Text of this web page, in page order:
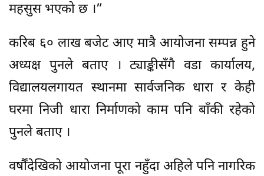
महसुस भएको छ ।”
करिब ६० लाख बजेट आए मात्रै आयोजना सम्पन्न हुने
अध्यक्ष पुनले बताए । ट्याङ्कीसँगै वडा कार्यालय,
विद्यालयलगायत स्थानमा सार्वजनिक धारा र केही
घरमा निजी धारा निर्माणको काम पनि बाँकी रहेको
पुनले बताए ।
वर्षौंदेखिको आयोजना पूरा नहुँदा अहिले पनि नागरिक